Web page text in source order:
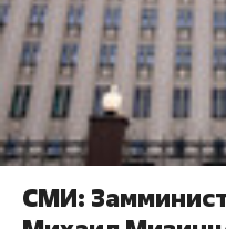
СМИ: